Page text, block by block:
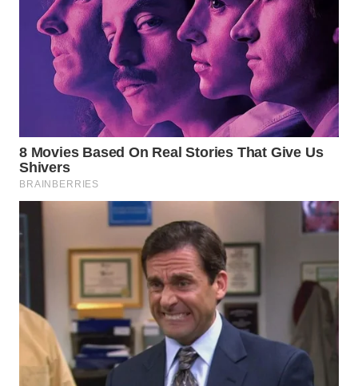
WAHANANEWS
NET
WAHANA
SPORT
WAHANA
UMKM
WAHANA
WAHANA
WAHANA
OTOMOTIF
WAHANA